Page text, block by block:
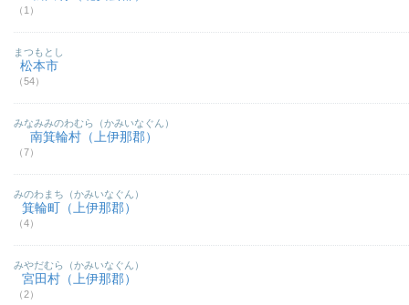
（1）
松本市
（54）
まつもとし
南箕輪村（上伊那郡）
（7）
みなみみのわむら（かみいなぐん）
箕輪町（上伊那郡）
（4）
みのわまち（かみいなぐん）
宮田村（上伊那郡）
（2）
みやだむら（かみいなぐん）